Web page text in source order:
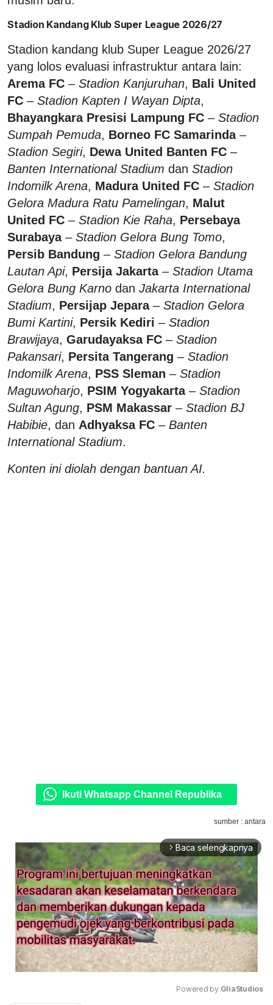
Stadion Kandang Klub Super League 2026/27
Stadion kandang klub Super League 2026/27
yang lolos evaluasi infrastruktur antara lain:
Arema FC – Stadion Kanjuruhan, Bali United
FC – Stadion Kapten I Wayan Dipta,
Bhayangkara Presisi Lampung FC – Stadion
Sumpah Pemuda, Borneo FC Samarinda–
Stadion Segiri, Dewa United Banten FC –
Banten International Stadium dan Stadion
Indomilk Arena, Madura United FC – Stadion
Gelora Madura Ratu Pamelingan, Malut
United FC – Stadion Kie Raha, Persebaya
Surabaya– Stadion Gelora Bung Tomo,
Persib Bandung – Stadion Gelora Bandung
Lautan Api, Persija Jakarta– Stadion Utama
Gelora Bung Karno dan Jakarta International
Stadium, Persijap Jepara– Stadion Gelora
Bumi Kartini, Persik Kediri – Stadion
Brawijaya, Garudayaksa FC – Stadion
Pakansari, Persita Tangerang – Stadion
Indomilk Arena, PSS Sleman – Stadion
Maguwoharjo, PSIM Yogyakarta– Stadion
Sultan Agung, PSM Makassar – Stadion BJ
Habibie, dan Adhyaksa FC – Banten
International Stadium.
Konten ini diolah dengan bantuan AI.
Ikuti Whatsapp Channel Republika
sumber : antara
arrow_forward_ios Baca selengkapnya
Powered by GliaStudios